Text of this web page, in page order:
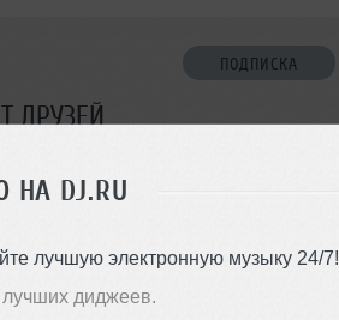
НА DJ.RU
лучшую электронную музыку 24/7!
диджеев.
ПОДПИСКА
ДРУЗЕЙ